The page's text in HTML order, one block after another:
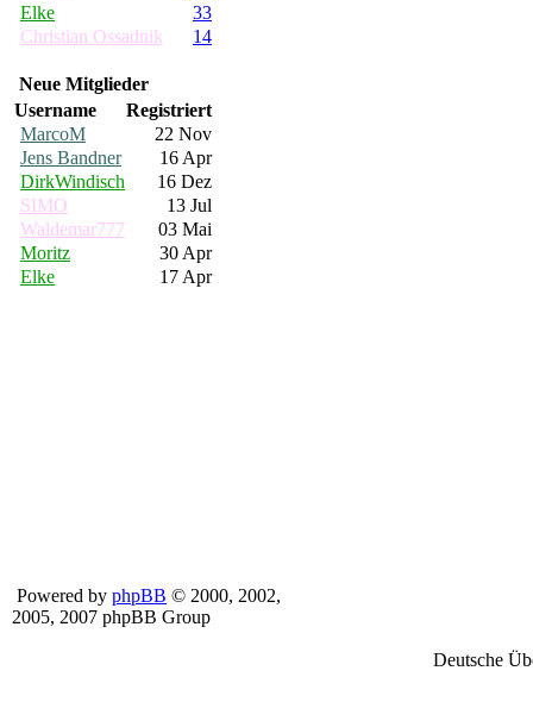
Elke
33
Christian Ossadnik
14
Neue Mitglieder
Username
Registriert
MarcoM
22 Nov
Jens Bandner
16 Apr
DirkWindisch
16 Dez
SIMO
13 Jul
Waldemar777
03 Mai
Moritz
30 Apr
Elke
17 Apr
Powered by phpBB © 2000, 2002,
2005, 2007 phpBB Group
Deutsche